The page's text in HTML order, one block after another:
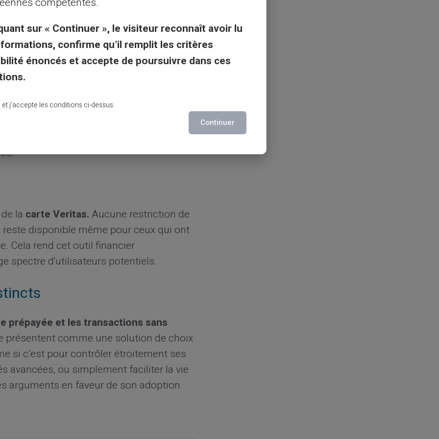
une seule carte
d'entreprise
prépayées un allié de taille pour gérer
professionnels, ces cartes
divers appareils sans frais cachés.
commercial moderne où
la carte Veritas. Aucune restriction de
disponible même pour ceux qui ont
Cela rend cet outil financier
spectre d'utilisateurs potentiels.
prépayée et les transactions sans
présentent comme une solution de choix
si c’est pour contrôler étroitement ses
avancées, ou simplement faciliter la vie
arguments en faveur de son adoption
sur « Continuer », le visiteur reconnaît avoir lu
confirme qu’il remplit les critères
énoncés et accepte de poursuivre dans ces
et j’accepte les conditions ci-dessus.
Continuer